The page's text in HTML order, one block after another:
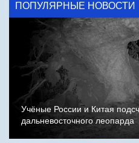
ПОПУЛЯРНЫЕ НОВОСТИ
Учёные России и Китая
дальневосточного леопарда